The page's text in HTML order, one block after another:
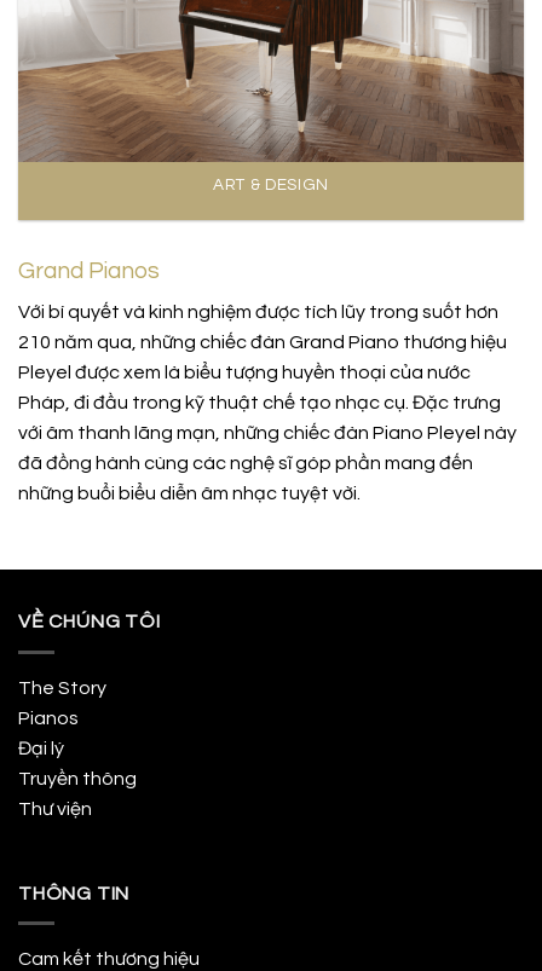
ART & DESIGN
Grand Pianos
Với bí quyết và kinh nghiệm được tích lũy trong suốt hơn
210 năm qua, những chiếc đàn Grand Piano thương hiệu
Pleyel được xem là biểu tượng huyền thoại của nước
Pháp, đi đầu trong kỹ thuật chế tạo nhạc cụ. Đặc trưng
với âm thanh lãng mạn, những chiếc đàn Piano Pleyel này
đã đồng hành cùng các nghệ sĩ góp phần mang đến
những buổi biểu diễn âm nhạc tuyệt vời.
VỀ CHÚNG TÔI
The Story
Pianos
Đại lý
Truyền thông
Thư viện
THÔNG TIN
Cam kết thương hiệu